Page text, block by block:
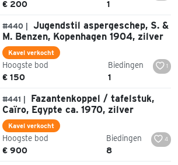
€ 200 1
#440 |
Jugendstil aspergeschep, S. &
M. Benzen, Kopenhagen 1904, zilver
Kavel verkocht
Hoogste bod
€ 150
Biedingen
1
1
#441 |
Fazantenkoppel / tafelstuk,
Caïro, Egypte ca. 1970, zilver
Kavel verkocht
Hoogste bod
€ 900
Biedingen
8
4